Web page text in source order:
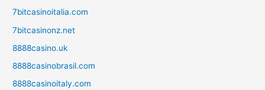
7bitcasinoitalia.com
7bitcasinonz.net
8888casino.uk
8888casinobrasil.com
8888casinoitaly.com